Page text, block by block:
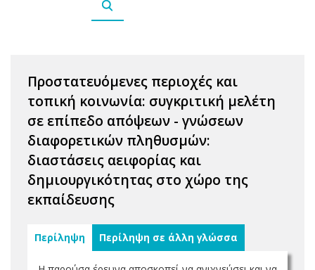
Προστατευόμενες περιοχές και
τοπική κοινωνία: συγκριτική μελέτη
σε επίπεδο απόψεων - γνώσεων
διαφορετικών πληθυσμών:
διαστάσεις αειφορίας και
δημιουργικότητας στο χώρο της
εκπαίδευσης
Περίληψη Περίληψη σε άλλη γλώσσα